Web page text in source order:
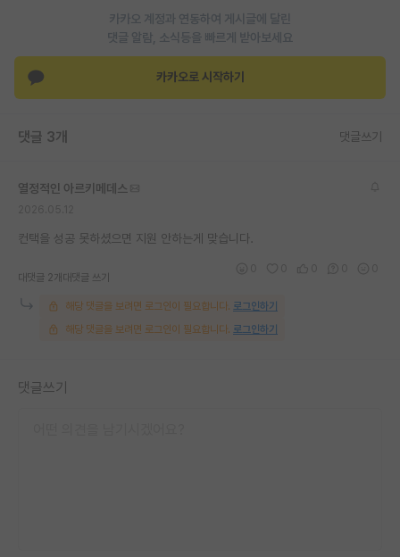
학술 정보 게시판
홍보 게시판
커리어
반도체 아카데미
카카오 계정과 연동하여 게시글에 달린
댓글 알람, 소식등을 빠르게 받아보세요
카카오로 시작하기
댓글 3개 댓글쓰기
열정적인 아르키메데스
컨택을 성공 못하셨으면 지원 안하는게 맞습니다.
대댓글 2개 대댓글 쓰기
해당 댓글을 보려면 로그인이 필요합니다. 로그인하기
해당 댓글을 보려면 로그인이 필요합니다. 로그인하기
댓글쓰기